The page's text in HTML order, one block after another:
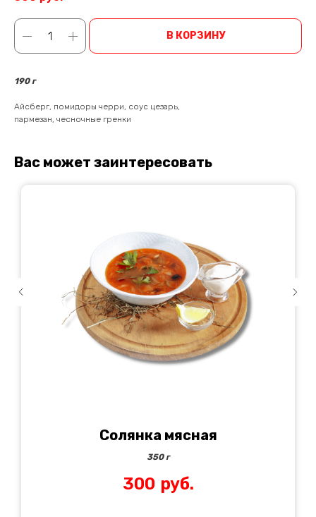
В КОРЗИНУ
190 г
Айсберг, помидоры черри, соус цезарь,
пармезан, чесночные гренки
Вас может заинтересовать
Солянка мясная
350 г
300 руб.